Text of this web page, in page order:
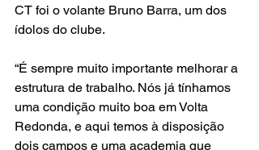
CT foi o volante Bruno Barra, um dos
ídolos do clube.
“É sempre muito importante melhorar a
estrutura de trabalho. Nós já tínhamos
uma condição muito boa em Volta
Redonda, e aqui temos à disposição
dois campos e uma academia que